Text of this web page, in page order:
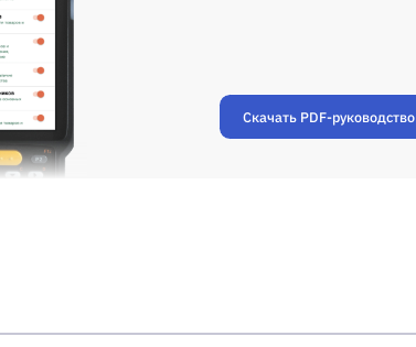
Скачать PDF-руководство